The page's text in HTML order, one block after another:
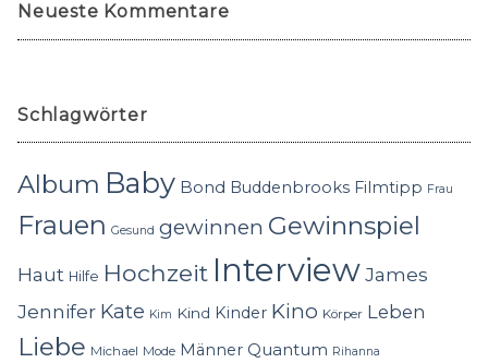
Neueste Kommentare
Schlagwörter
Album Baby Bond Buddenbrooks Filmtipp Frau
Frauen Gesund gewinnen Gewinnspiel
Haut Hilfe Hochzeit InterviewJames
Jennifer Kate Kim Kind Kinder Kino Körper Leben
Liebe Michael Mode Männer Quantum Rihanna